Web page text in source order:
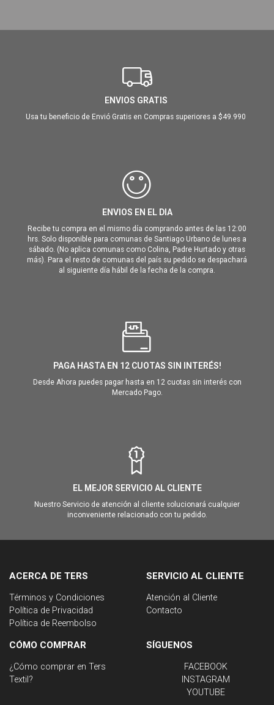
ENVIOS GRATIS
Usa tu beneficio de Envió Gratis en Compras superiores a $49.990
ENVIOS EN EL DIA
Recibe tu compra en el mismo día comprando antes de las 12:00
hrs. Solo disponible para comunas de Santiago Urbano de lunes a
sábado. (No aplica comunas como Colina, Padre Hurtado y otras
más). Para el resto de comunas del país su pedido se despachará
al siguiente día hábil de la fecha de la compra.
PAGA HASTA EN 12 CUOTAS SIN INTERÉS!
Desde Ahora puedes pagar hasta en 12 cuotas sin interés con
Mercado Pago.
EL MEJOR SERVICIO AL CLIENTE
Nuestro Servicio de atención al cliente solucionará cualquier
inconveniente relacionado con tu pedido.
ACERCA DE TERS
Términos y Condiciones
Política de Privacidad
Política de Reembolso
SERVICIO AL CLIENTE
Atención al Cliente
Contacto
CÓMO COMPRAR
¿Cómo comprar en Ters
Textil?
SÍGUENOS
FACEBOOK
INSTAGRAM
YOUTUBE